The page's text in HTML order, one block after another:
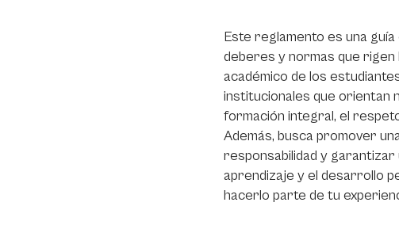
Este reglamento es una
deberes y normas que
académico de los
institucionales que orientan
formación integral, el
Además, busca promover
responsabilidad y garantizar
aprendizaje y el desarrollo
hacerlo parte de tu